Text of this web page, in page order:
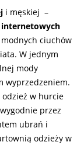
i męskiej –
ciuchów
W jednym
mody
wyprzedzeniem.
odzież w hurcie
przez
ubrań i
odzieży w